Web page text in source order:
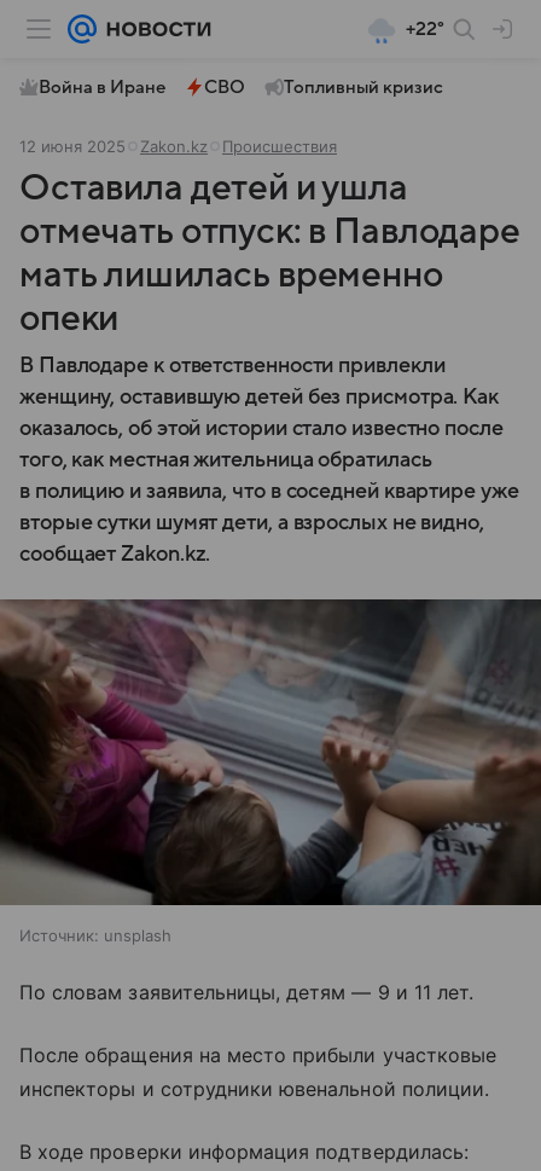
+22°
Война в Иране СВО Топливный кризис
12 июня 2025 Zakon.kz Происшествия
Оставила детей и ушла
отмечать отпуск: в Павлодаре
мать лишилась временно
опеки
В Павлодаре к ответственности привлекли
женщину, оставившую детей без присмотра. Как
оказалось, об этой истории стало известно после
того, как местная жительница обратилась
в полицию и заявила, что в соседней квартире уже
вторые сутки шумят дети, а взрослых не видно,
сообщает Zakon.kz.
Источник: unsplash
По словам заявительницы, детям — 9 и 11 лет.
После обращения на место прибыли участковые
инспекторы и сотрудники ювенальной полиции.
В ходе проверки информация подтвердилась: